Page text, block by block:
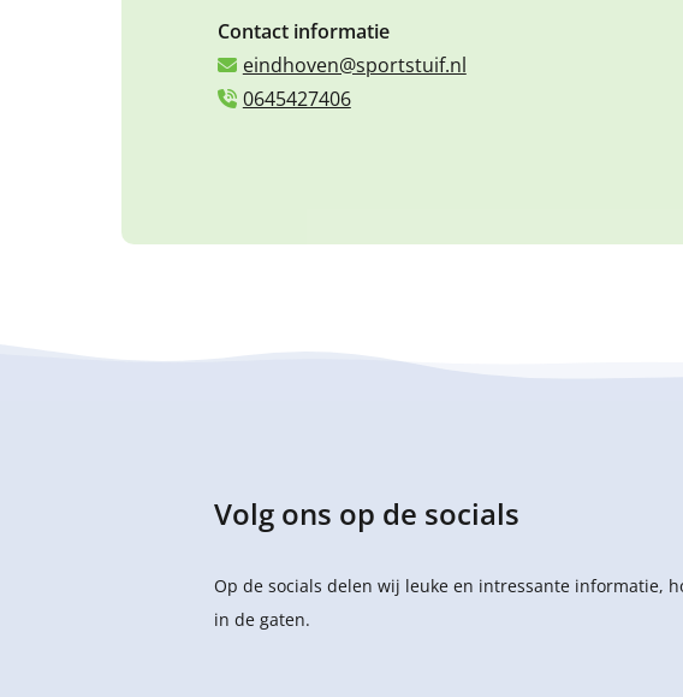
Contact informatie
eindhoven@sportstuif.nl
0645427406
Volg ons op de socials
Op de socials delen wij leuke en intressante informatie,
in de gaten.